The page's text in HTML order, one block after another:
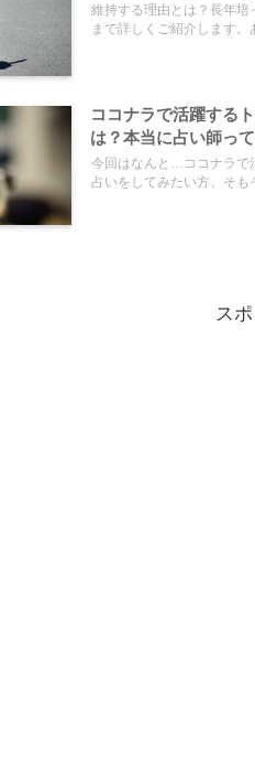
維持する理由とは？長年
まで詳しくご紹介します
ココナラで活躍する
は？本当に占い師っ
今回はなんと…ココナラで
占いをしてみたい方、そも
ス